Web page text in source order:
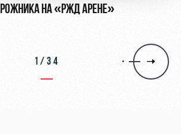
НА «РЖД АРЕНЕ»
1/34